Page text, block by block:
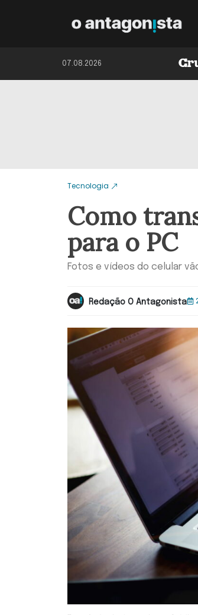
07.08.2026
Tecnologia
Como
para o PC
Fotos e vídeos do celular
Redação O Antagonista